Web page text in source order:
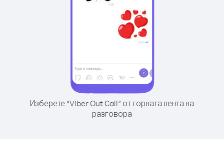
Изберете “Viber Out Call” от горната лента на
разговора